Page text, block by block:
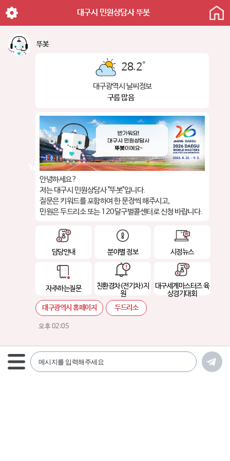
대구시 민원상담사 뚜봇
뚜봇
28.2˚
대구광역시 날씨정보
구름 많음
안녕하세요?
저는 대구시 민원상담사 "뚜봇"입니다.
질문은 키워드를 포함하여 한 문장씩 해주시고,
민원은 두드리소 또는 120달구벌콜센터로 신청 바랍니다.
담당안내 분야별 정보 시정뉴스
자주하는질문
친환경차(전기차)지
원
대구세계마스터즈 육
상경기대회
대구광역시 홈페이지
두드리소
오후 02:05